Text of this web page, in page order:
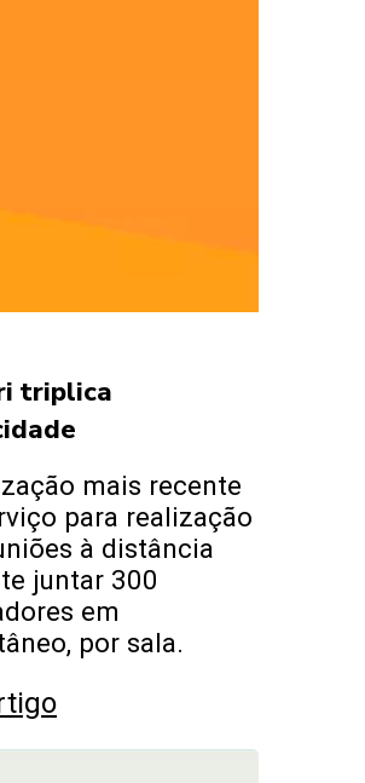
triplica
mais recente
para realização
à distância
juntar 300
em
por sala.